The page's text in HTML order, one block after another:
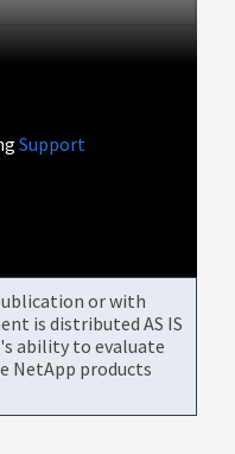
Support
or with
is distributed AS IS
ability to evaluate
NetApp products